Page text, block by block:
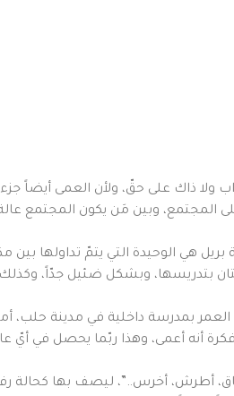
ولا ذاك على حقّ، ولأن العمى أيضاً
المجتمع، وبين مَن يكون المجتمع
الوحيدة التي يتمّ تداولها بين
بتدريسها، وبشكل ضئيل جدّاً،
بمدرسة داخلية في مدينة حلب،
أنه أعمى، وهذا ربّما يحصل في أيّ
أخرس..”، ليصف بها كحالة